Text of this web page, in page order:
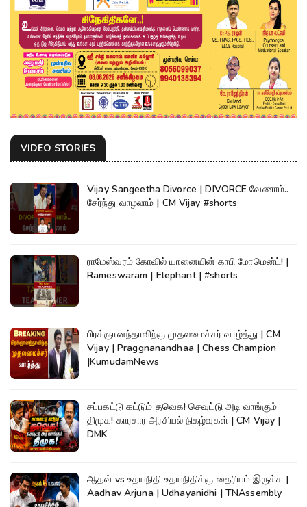
VIDEO STORIES
Vijay Sangeetha Divorce | DIVORCE வேணாம்..
சேர்ந்து வாழலாம் | CM Vijay #shorts
ராமேஸ்வரம் கோவில் யானையின் காபி மோமென்ட்! |
Rameswaram | Elephant | #shorts
பிரக்ஞானந்தாவிற்கு முதலமைச்சர் வாழ்த்து | CM
Vijay | Praggnanandhaa | Chess Champion
|KumudamNews
சப்பகட்டு கட்டும் தவெக! செவுட்டு அடி வாங்கும்
திமுக! காரசார அரசியல் நிகழ்வுகள் | CM Vijay |
DMK
ஆதவ் vs உதயநிதி உதயநிதிக்கு தைரியம் இருக்க |
Aadhav Arjuna | Udhayanidhi | TNAssembly